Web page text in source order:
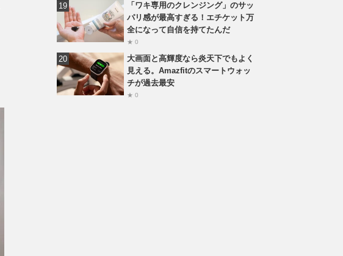
「ワキ専用のクレンジング」のサッ
パリ感が最高すぎる！エチケット万
全になって自信を持てたんだ
★ 0
大画面と高輝度なら炎天下でもよく
見える。Amazfitのスマートウォッ
チが過去最安
★ 0